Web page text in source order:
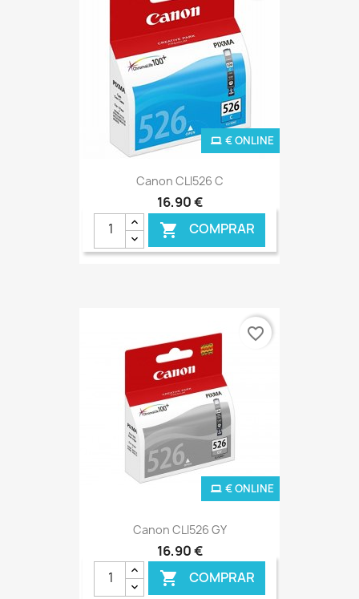
Canon CLI526 C
16,90 €
 COMPRAR
€ ONLINE
Canon CLI526 GY
16,90 €
 COMPRAR
€ ONLINE
favorite_border